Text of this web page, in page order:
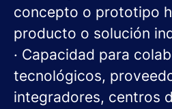
concepto o prototipo
producto o solución
· Capacidad para
tecnológicos,
integradores, centros